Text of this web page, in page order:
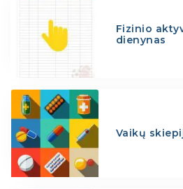
Fizinio
dienynas
Vaikų